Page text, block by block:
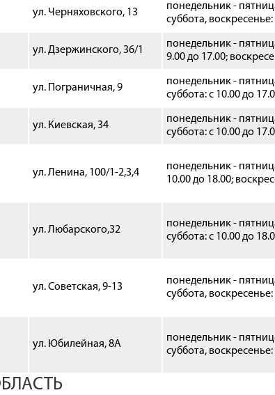
ул. Черняховского, 13
понедельник -
суббота, воскресенье
ул.Дзержинского, 36/1
понедельник -
9.00 до 17.00;
ул. Пограничная, 9
понедельник -
суббота: с 10.00 до
ул. Киевская, 34
понедельник -
суббота: с 10.00 до
ул. Ленина, 100/1-2,3,4
понедельник -
10.00 до 18.00;
ул. Любарского,32
понедельник -
суббота: с 10.00 до
ул. Советская, 9-13
понедельник -
суббота, воскресенье:
ул. Юбилейная, 8А
понедельник -
суббота, воскресенье: